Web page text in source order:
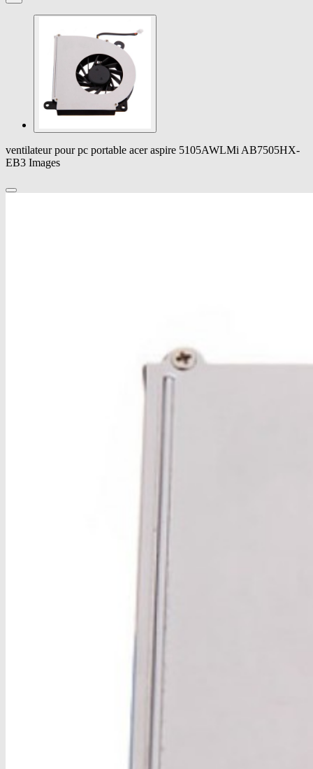
ventilateur pour pc portable acer aspire 5105AWLMi AB7505HX-
EB3 Images